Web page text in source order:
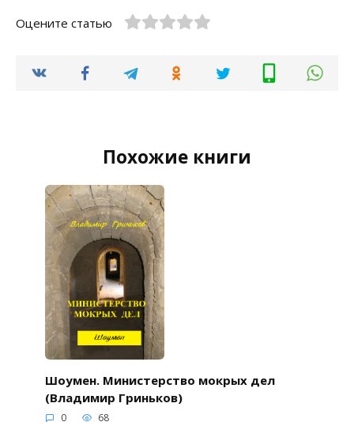
Оцените статью
Похожие книги
Шоумен. Министерство мокрых дел
(Владимир Гриньков)
0 68